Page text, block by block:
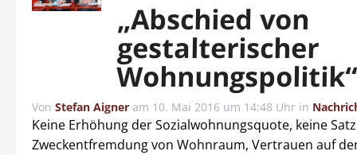
„Abschied von
gestalterischer
Von Stefan Aigner am 10. Mai 2016 um 14:48 Uhr in
Keine Erhöhung der Sozialwohnungsquote, keine
Zweckentfremdung von Wohnraum, Vertrauen auf